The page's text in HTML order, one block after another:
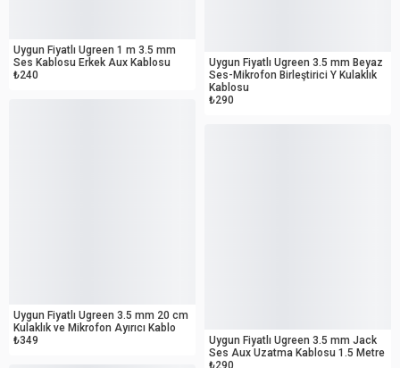
Uygun Fiyatlı Ugreen 1 m 3.5 mm
Ses Kablosu Erkek Aux Kablosu
₺240
Uygun Fiyatlı Ugreen 3.5 mm 20 cm
Kulaklık ve Mikrofon Ayırıcı Kablo
₺349
Uygun Fiyatlı Ugreen 3.5 mm Beyaz
Ses-Mikrofon Birleştirici Y Kulaklık
Kablosu
₺290
Uygun Fiyatlı Ugreen 3.5 mm Jack
Ses Aux Uzatma Kablosu 1.5 Metre
₺290